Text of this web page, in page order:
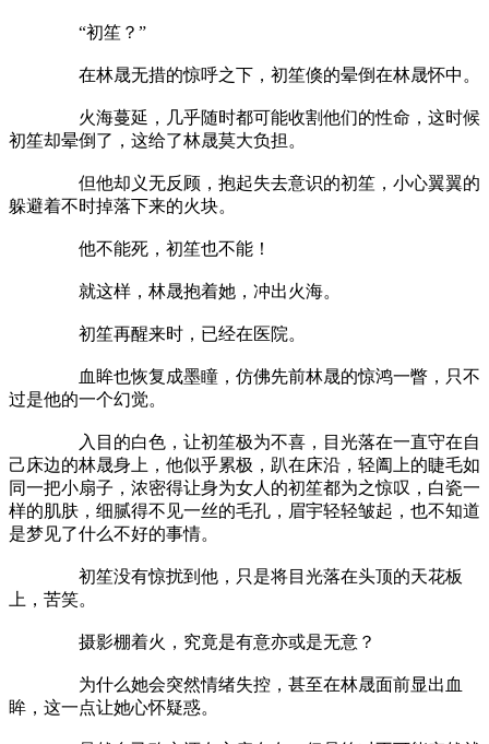
“初笙？”
在林晟无措的惊呼之下，初笙倏的晕倒在林晟怀中。
火海蔓延，几乎随时都可能收割他们的性命，这时候
初笙却晕倒了，这给了林晟莫大负担。
但他却义无反顾，抱起失去意识的初笙，小心翼翼的
躲避着不时掉落下来的火块。
他不能死，初笙也不能！
就这样，林晟抱着她，冲出火海。
初笙再醒来时，已经在医院。
血眸也恢复成墨瞳，仿佛先前林晟的惊鸿一瞥，只不
过是他的一个幻觉。
入目的白色，让初笙极为不喜，目光落在一直守在自
己床边的林晟身上，他似乎累极，趴在床沿，轻阖上的睫毛如
同一把小扇子，浓密得让身为女人的初笙都为之惊叹，白瓷一
样的肌肤，细腻得不见一丝的毛孔，眉宇轻轻皱起，也不知道
是梦见了什么不好的事情。
初笙没有惊扰到他，只是将目光落在头顶的天花板
上，苦笑。
摄影棚着火，究竟是有意亦或是无意？
为什么她会突然情绪失控，甚至在林晟面前显出血
眸，这一点让她心怀疑惑。